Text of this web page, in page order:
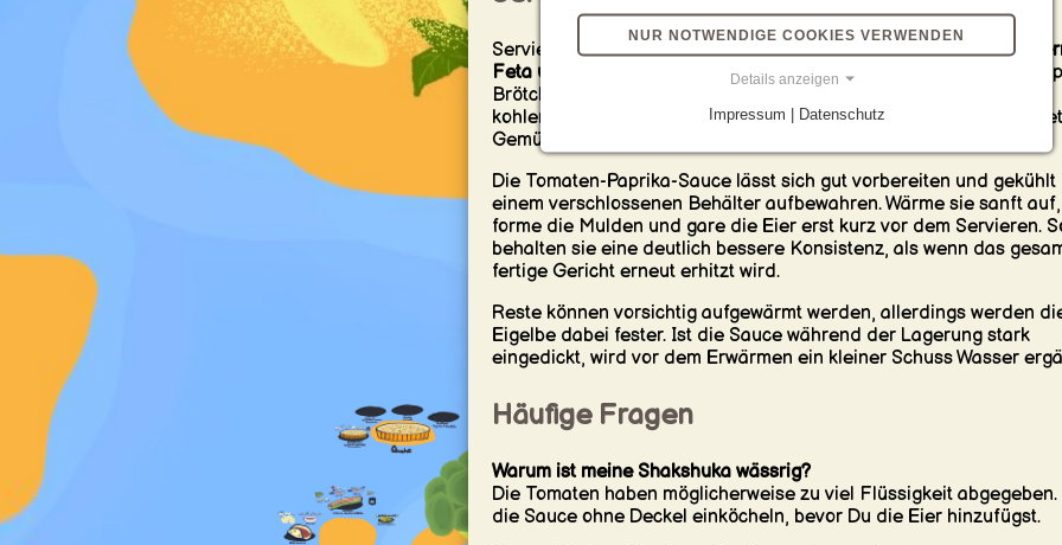
Serviere die Shakshuka direkt aus der Pfanne mitfrischen
Feta und warmem Brot
. Fladenbrot, Pita, Sauerteigbrot oder
Brötchen eignen sich ideal zum Aufnehmen der Sauce. Für eine
kohlenhydratärmere Mahlzeit passen Salat, Avocado oder
Gemüse dazu.
Die Tomaten-Paprika-Sauce lässt sich gut vorbereiten und gekühlt
einem verschlossenen Behälter aufbewahren. Wärme sie sanft auf,
forme die Mulden und gare die Eier erst kurz vor dem Servieren.
behalten sie eine deutlich bessere Konsistenz, als wenn das
fertige Gericht erneut erhitzt wird.
Reste können vorsichtig aufgewärmt werden, allerdings werden
Eigelbe dabei fester. Ist die Sauce während der Lagerung stark
eingedickt, wird vor dem Erwärmen ein kleiner Schuss Wasser
Häufige Fragen
Warum ist meine Shakshuka wässrig?
Die Tomaten haben möglicherweise zu viel Flüssigkeit abgegeben.
die Sauce ohne Deckel einköcheln, bevor Du die Eier hinzufügst.
NUR NOTWENDIGE COOKIES VERWENDEN
Details anzeigen
Impressum | Datenschutz